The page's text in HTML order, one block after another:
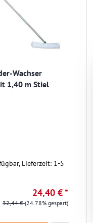
Wachser
1,40 m Stiel
Lieferzeit: 1-5
24,40 € *
32,44 €(24.78% gespart)